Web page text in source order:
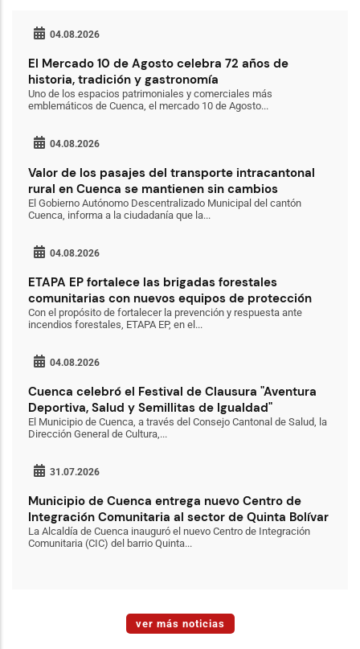
04.08.2026
El Mercado 10 de Agosto celebra 72 años de
historia, tradición y gastronomía
Uno de los espacios patrimoniales y comerciales más
emblemáticos de Cuenca, el mercado 10 de Agosto...
04.08.2026
Valor de los pasajes del transporte intracantonal
rural en Cuenca se mantienen sin cambios
El Gobierno Autónomo Descentralizado Municipal del cantón
Cuenca, informa a la ciudadanía que la...
04.08.2026
ETAPA EP fortalece las brigadas forestales
comunitarias con nuevos equipos de protección
Con el propósito de fortalecer la prevención y respuesta ante
incendios forestales, ETAPA EP, en el...
04.08.2026
Cuenca celebró el Festival de Clausura "Aventura
Deportiva, Salud y Semillitas de Igualdad"
El Municipio de Cuenca, a través del Consejo Cantonal de Salud, la
Dirección General de Cultura,...
31.07.2026
Municipio de Cuenca entrega nuevo Centro de
Integración Comunitaria al sector de Quinta Bolívar
La Alcaldía de Cuenca inauguró el nuevo Centro de Integración
Comunitaria (CIC) del barrio Quinta...
ver más noticias